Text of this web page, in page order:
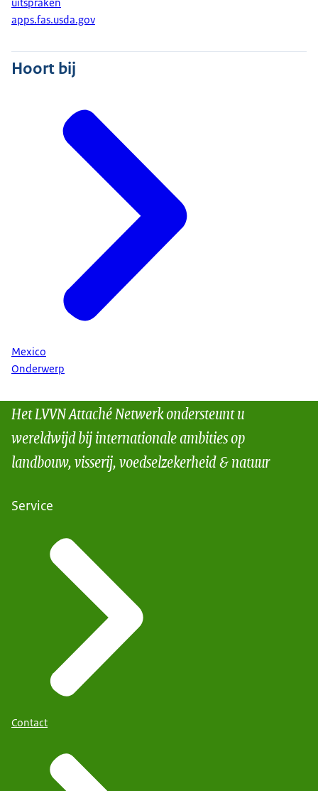
apps.fas.usda.gov
Hoort bij
Mexico
Onderwerp
Het LVVN Attaché Netwerk ondersteunt u
wereldwijd bij internationale ambities op
landbouw, visserij, voedselzekerheid & natuur
Service
Contact